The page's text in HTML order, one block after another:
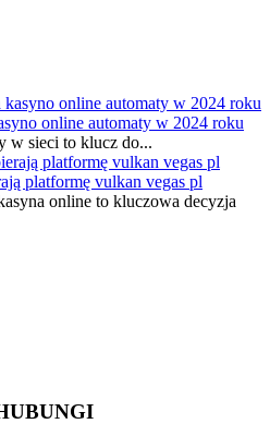
online automaty w 2024 roku
w sieci to klucz do...
platformę vulkan vegas pl
online to kluczowa decyzja